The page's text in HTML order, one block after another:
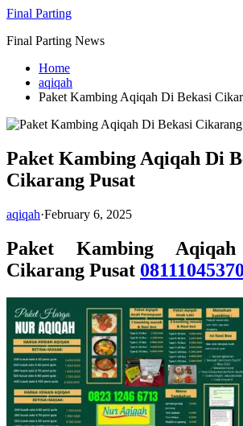
Skip
content
Final Parting
Final Parting News
Home
aqiqah
Paket Kambing Aqiqah Di Bekasi
Paket Kambing Aqiqah Di
Cikarang Pusat
aqiqah·February 6, 2025
Paket Kambing
Cikarang Pusat 08111045370